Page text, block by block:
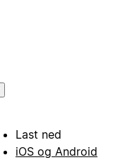
Last ned
iOS og Android